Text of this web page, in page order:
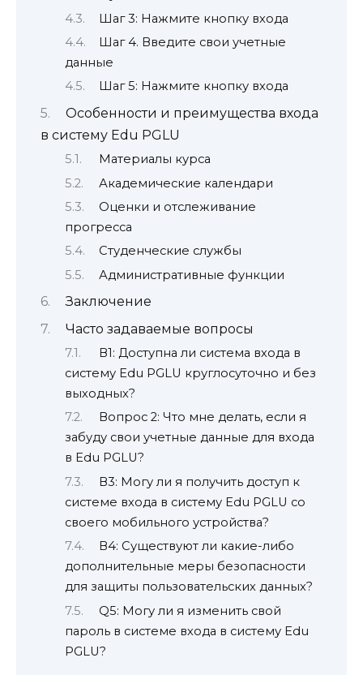
Шаг 3: Нажмите кнопку входа
Шаг 4. Введите свои учетные
данные
Шаг 5: Нажмите кнопку входа
Особенности и преимущества входа
в систему Edu PGLU
Материалы курса
Академические календари
Оценки и отслеживание
прогресса
Студенческие службы
Административные функции
Заключение
Часто задаваемые вопросы
В1: Доступна ли система входа в
систему Edu PGLU круглосуточно и без
выходных?
Вопрос 2: Что мне делать, если я
забуду свои учетные данные для входа
в Edu PGLU?
В3: Могу ли я получить доступ к
системе входа в систему Edu PGLU со
своего мобильного устройства?
В4: Существуют ли какие-либо
дополнительные меры безопасности
для защиты пользовательских данных?
Q5: Могу ли я изменить свой
пароль в системе входа в систему Edu
PGLU?